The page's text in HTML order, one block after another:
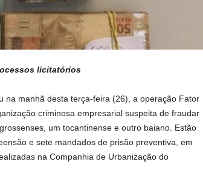
licitatórios
na manhã desta terça-feira (26), a operação Fator
criminosa empresarial suspeita de fraudar
um tocantinense e outro baiano. Estão
e sete mandados de prisão preventiva, em
na Companhia de Urbanização do